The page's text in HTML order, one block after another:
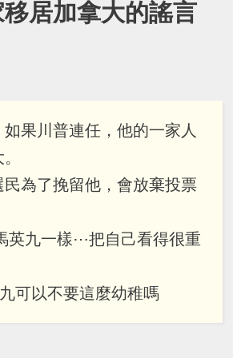
居加拿大的謠言
果川普連任，他的一家人
為了挽留他，會放棄投票
英九一樣⋯把自己看得很重
可以不要這麼幼稚嗎